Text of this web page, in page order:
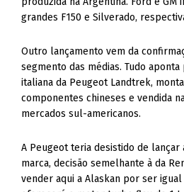
grandes F150 e Silverado,
Outro lançamento vem da
segmento das médias. Tudo
italiana da Peugeot Landtrek,
componentes chineses e vendida
mercados sul-americanos.
A Peugeot teria desistido de lançar
marca, decisão semelhante à da
vender aqui a Alaskan por ser igual